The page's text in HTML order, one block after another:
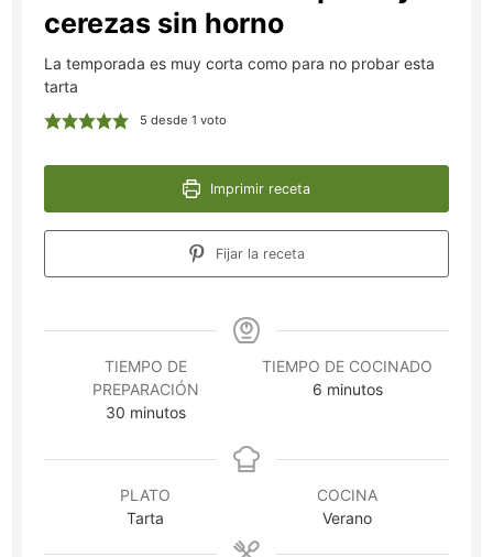
cerezas sin horno
La temporada es muy corta como para no probar esta
tarta
5 desde 1 voto
Imprimir receta
Fijar la receta
TIEMPO DE
PREPARACIÓN
30minutos
minutos
TIEMPO DE COCINADO
6minutos
minutos
PLATO
Tarta
COCINA
Verano